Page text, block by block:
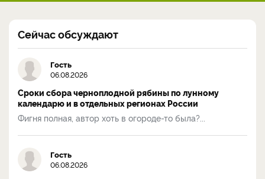
Сейчас обсуждают
Гость
06.08.2026
Сроки сбора черноплодной рябины по лунному
календарю и в отдельных регионах России
Фигня полная, автор хоть в огороде-то была?...
Гость
06.08.2026